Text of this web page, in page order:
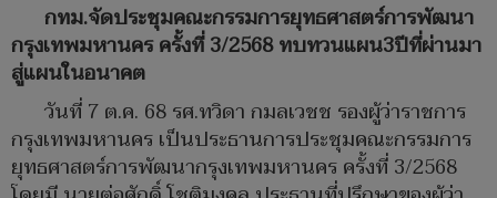
กทม.จัดประชุมคณะกรรมการยุทธศาสตร์การพัฒนา
กรุงเทพมหานคร ครั้งที่ 3/2568 ทบทวนแผน3ปีที่ผ่านมา
สู่แผนในอนาคต
วันที่ 7 ต.ค. 68 รศ.ทวิดา กมลเวชช รองผู้ว่าราชการ
กรุงเทพมหานคร เป็นประธานการประชุมคณะกรรมการ
ยุทธศาสตร์การพัฒนากรุงเทพมหานคร ครั้งที่ 3/2568